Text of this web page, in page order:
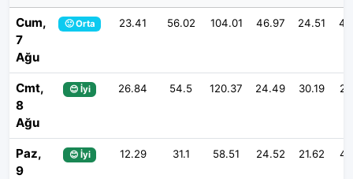
Cum,
7
Ağu
🙂 Orta 23.41 56.02 104.01 46.97 24.51
Cmt,
8
Ağu
😊 İyi 26.84 54.5 120.37 24.49 30.19
Paz,
9
😊 İyi 12.29 31.1 58.51 24.52 21.62